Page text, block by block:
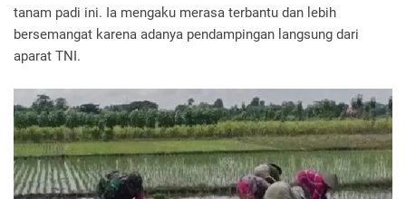
tanam padi ini. Ia mengaku merasa terbantu dan lebih
bersemangat karena adanya pendampingan langsung dari
aparat TNI.